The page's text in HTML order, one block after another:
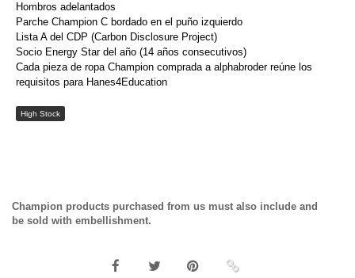
Hombros adelantados
Parche Champion C bordado en el puño izquierdo
Lista A del CDP (Carbon Disclosure Project)
Socio Energy Star del año (14 años consecutivos)
Cada pieza de ropa Champion comprada a alphabroder reúne los
requisitos para Hanes4Education
High Stock
Champion products purchased from us must also include and
be sold with embellishment.